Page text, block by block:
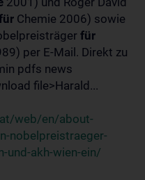
Chemie 2006) sowie
für
per E-Mail. Direkt zu
pdfs news
file>Harald...
web/en/about-
nobelpreistraeger-
und-akh-wien-ein/